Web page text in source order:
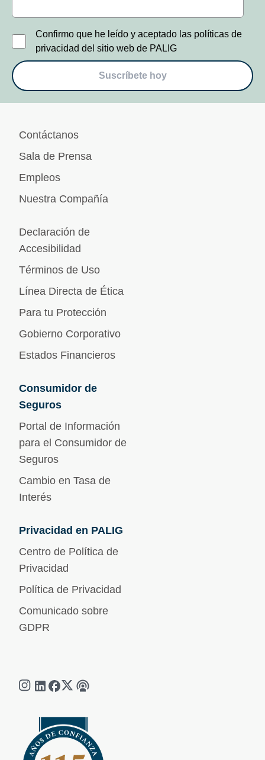
Confirmo que he leído y aceptado las políticas de
privacidad del sitio web de PALIG
Suscríbete hoy
Contáctanos
Sala de Prensa
Empleos
Nuestra Compañía
Declaración de
Accesibilidad
Términos de Uso
Línea Directa de Ética
Para tu Protección
Gobierno Corporativo
Estados Financieros
Consumidor de
Seguros
Portal de Información
para el Consumidor de
Seguros
Cambio en Tasa de
Interés
Privacidad en PALIG
Centro de Política de
Privacidad
Política de Privacidad
Comunicado sobre
GDPR